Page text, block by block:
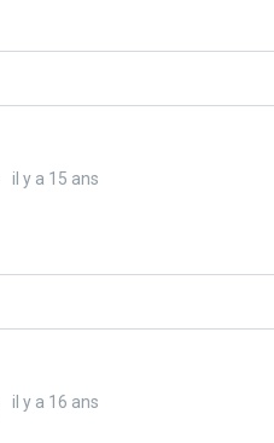
il y a 15 ans
il y a 16 ans